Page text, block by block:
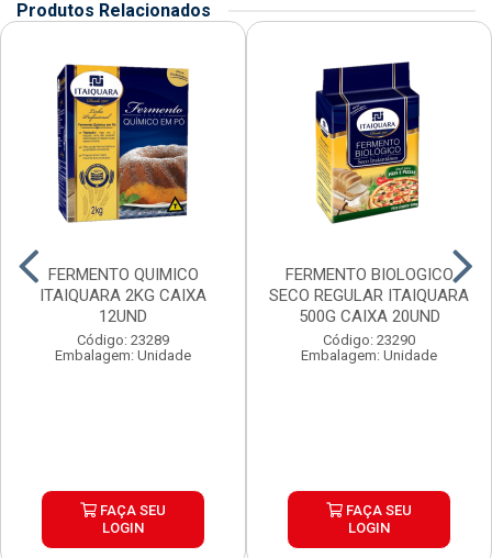
Produtos Relacionados
FERMENTO QUIMICO
ITAIQUARA 2KG CAIXA
12UND
Código: 23289
Embalagem: Unidade
FAÇA SEU
LOGIN
FERMENTO BIOLOGICO
SECO REGULAR ITAIQUARA
500G CAIXA 20UND
Código: 23290
Embalagem: Unidade
FAÇA SEU
LOGIN